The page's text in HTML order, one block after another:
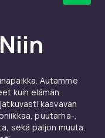
Autamme
kuin elämän
kasvavan
puutarha-,
sekä paljon muuta.